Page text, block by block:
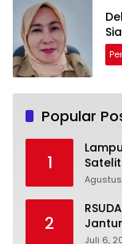
Popular
1
2
Juli 6,